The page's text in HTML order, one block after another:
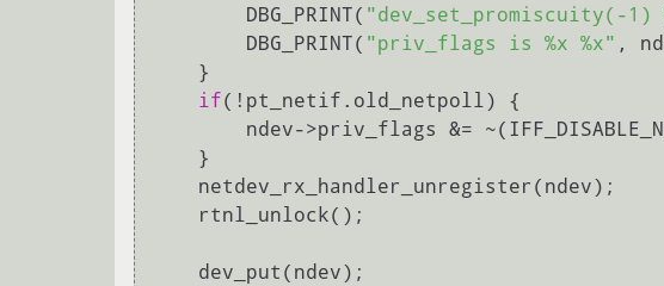
        DBG_PRINT(
"dev_set_promiscuity(-1)
        DBG_PRINT(
"priv_flags is %x %x" ,
if(!pt_netif.old_netpoll) {